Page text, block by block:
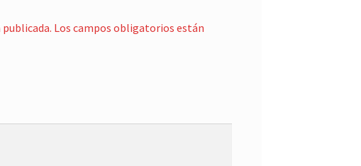
Los campos obligatorios están